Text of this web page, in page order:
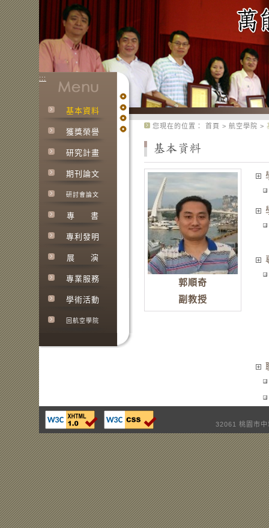
:::
基本資料
獲獎榮譽
研究計畫
期刊論文
研討會論文
專 書
專利發明
展 演
專業服務
學術活動
回航空學院
您現在的位置： 首頁 > 航空學院 >
郭順奇
副教授
32061 桃園市